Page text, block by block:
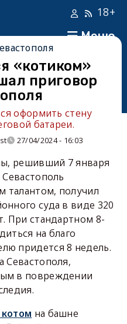
Меню
18+
«котиком»
приговор
оформить стену
батареи.
27/04/2024 - 16:03
решивший 7 января
Севастополь
талантом, получил
суда в виде 320
При стандартном 8-
на благо
придется 8 недель.
Севастополя,
в повреждении
на башне